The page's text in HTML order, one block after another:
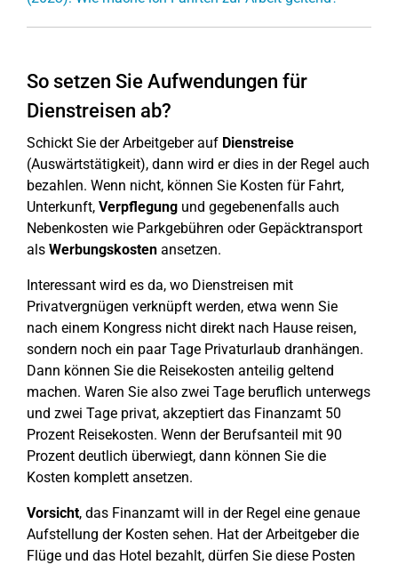
So setzen Sie Aufwendungen für
Dienstreisen ab?
Schickt Sie der Arbeitgeber auf Dienstreise
(Auswärtstätigkeit), dann wird er dies in der Regel auch
bezahlen. Wenn nicht, können Sie Kosten für Fahrt,
Unterkunft, Verpflegung und gegebenenfalls auch
Nebenkosten wie Parkgebühren oder Gepäcktransport
als Werbungskosten ansetzen.
Interessant wird es da, wo Dienstreisen mit
Privatvergnügen verknüpft werden, etwa wenn Sie
nach einem Kongress nicht direkt nach Hause reisen,
sondern noch ein paar Tage Privaturlaub dranhängen.
Dann können Sie die Reisekosten anteilig geltend
machen. Waren Sie also zwei Tage beruflich unterwegs
und zwei Tage privat, akzeptiert das Finanzamt 50
Prozent Reisekosten. Wenn der Berufsanteil mit 90
Prozent deutlich überwiegt, dann können Sie die
Kosten komplett ansetzen.
Vorsicht, das Finanzamt will in der Regel eine genaue
Aufstellung der Kosten sehen. Hat der Arbeitgeber die
Flüge und das Hotel bezahlt, dürfen Sie diese Posten